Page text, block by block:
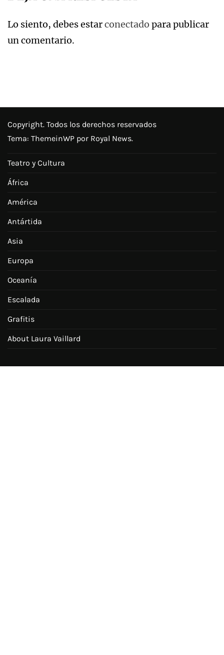
Lo siento, debes estarconectado para publicar
un comentario.
Copyright. Todos los derechos reservados
Tema: ThemeinWP por Royal News.
Teatro y Cultura
África
América
Antártida
Asia
Europa
Oceanía
Escalada
Grafitis
About Laura Vaillard